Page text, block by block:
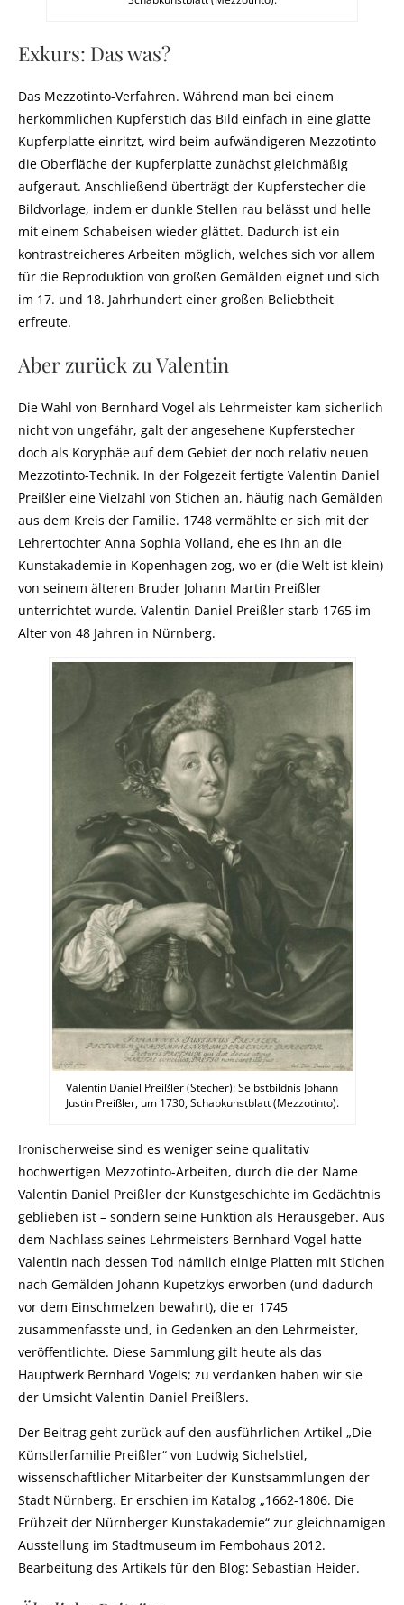
Exkurs: Das was?
Das Mezzotinto-Verfahren. Während man bei einem
herkömmlichen Kupferstich das Bild einfach in eine glatte
Kupferplatte einritzt, wird beim aufwändigeren Mezzotinto
die Oberfläche der Kupferplatte zunächst gleichmäßig
aufgeraut. Anschließend überträgt der Kupferstecher die
Bildvorlage, indem er dunkle Stellen rau belässt und helle
mit einem Schabeisen wieder glättet. Dadurch ist ein
kontrastreicheres Arbeiten möglich, welches sich vor allem
für die Reproduktion von großen Gemälden eignet und sich
im 17. und 18. Jahrhundert einer großen Beliebtheit
erfreute.
Aber zurück zu Valentin
Die Wahl von Bernhard Vogel als Lehrmeister kam sicherlich
nicht von ungefähr, galt der angesehene Kupferstecher
doch als Koryphäe auf dem Gebiet der noch relativ neuen
Mezzotinto-Technik. In der Folgezeit fertigte Valentin Daniel
Preißler eine Vielzahl von Stichen an, häufig nach Gemälden
aus dem Kreis der Familie. 1748 vermählte er sich mit der
Lehrertochter Anna Sophia Volland, ehe es ihn an die
Kunstakademie in Kopenhagen zog, wo er (die Welt ist klein)
von seinem älteren Bruder Johann Martin Preißler
unterrichtet wurde. Valentin Daniel Preißler starb 1765 im
Alter von 48 Jahren in Nürnberg.
Valentin Daniel Preißler (Stecher): Selbstbildnis Johann
Justin Preißler, um 1730, Schabkunstblatt (Mezzotinto).
Ironischerweise sind es weniger seine qualitativ
hochwertigen Mezzotinto-Arbeiten, durch die der Name
Valentin Daniel Preißler der Kunstgeschichte im Gedächtnis
geblieben ist – sondern seine Funktion als Herausgeber. Aus
dem Nachlass seines Lehrmeisters Bernhard Vogel hatte
Valentin nach dessen Tod nämlich einige Platten mit Stichen
nach Gemälden Johann Kupetzkys erworben (und dadurch
vor dem Einschmelzen bewahrt), die er 1745
zusammenfasste und, in Gedenken an den Lehrmeister,
veröffentlichte. Diese Sammlung gilt heute als das
Hauptwerk Bernhard Vogels; zu verdanken haben wir sie
der Umsicht Valentin Daniel Preißlers.
Der Beitrag geht zurück auf den ausführlichen Artikel „Die
Künstlerfamilie Preißler“ von Ludwig Sichelstiel,
wissenschaftlicher Mitarbeiter der Kunstsammlungen der
Stadt Nürnberg. Er erschien im Katalog „1662-1806. Die
Frühzeit der Nürnberger Kunstakademie“ zur gleichnamigen
Ausstellung im Stadtmuseum im Fembohaus 2012.
Bearbeitung des Artikels für den Blog: Sebastian Heider.